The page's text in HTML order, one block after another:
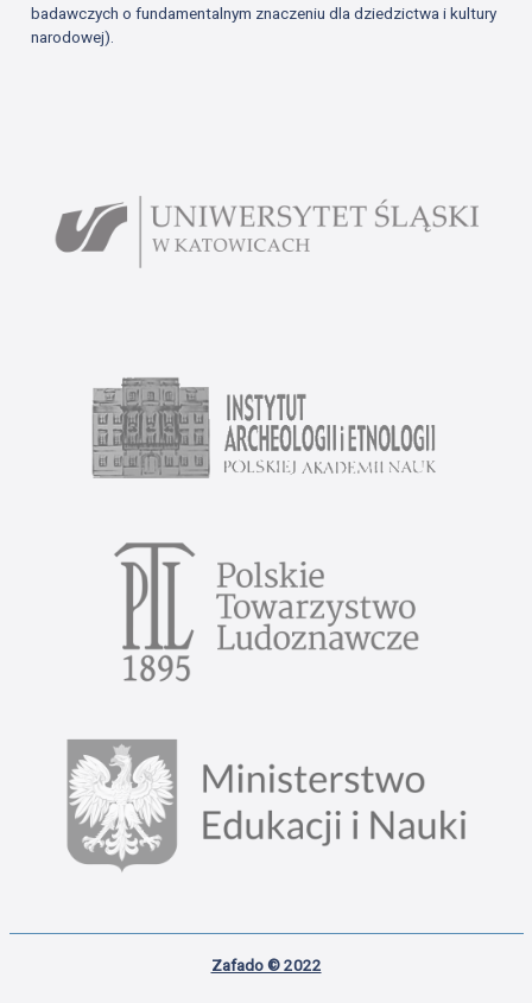
badawczych o fundamentalnym znaczeniu dla dziedzictwa i kultury
narodowej).
Zafado © 2022